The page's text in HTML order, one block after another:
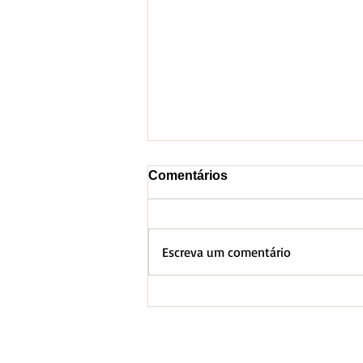
Comentários
Escreva um comentário